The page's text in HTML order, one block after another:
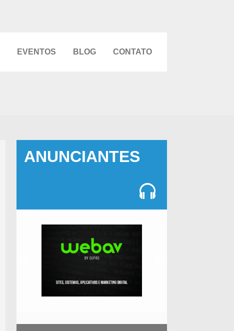
EVENTOS BLOG CONTATO
ANUNCIANTES